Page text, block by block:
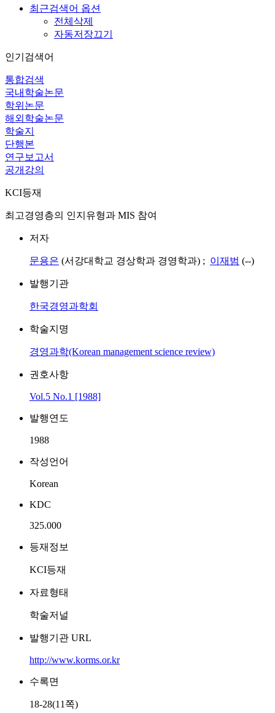
최근검색어 옵션
전체삭제
자동저장끄기
인기검색어
통합검색
국내학술논문
학위논문
해외학술논문
학술지
단행본
연구보고서
공개강의
KCI등재
최고경영층의 인지유형과 MIS 참여
저자
문용은 (서강대학교 경상학과 경영학과) ; 이재범 (--)
발행기관
한국경영과학회
학술지명
경영과학(Korean management science review)
권호사항
Vol.5 No.1 [1988]
발행연도
1988
작성언어
Korean
KDC
325.000
등재정보
KCI등재
자료형태
학술저널
발행기관 URL
http://www.korms.or.kr
수록면
18-28(11쪽)